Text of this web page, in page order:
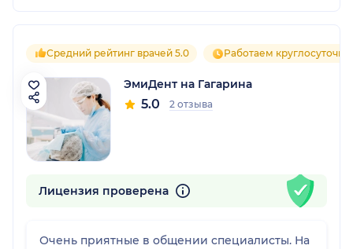
Средний рейтинг врачей 5.0 Работаем круглосуточно
ЭмиДент на Гагарина
5.0 2 отзыва
Лицензия проверена
Очень приятные в общении специалисты. На